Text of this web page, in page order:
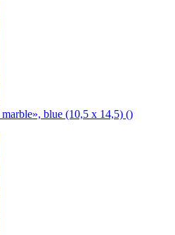
blue (10,5 х 14,5) ()